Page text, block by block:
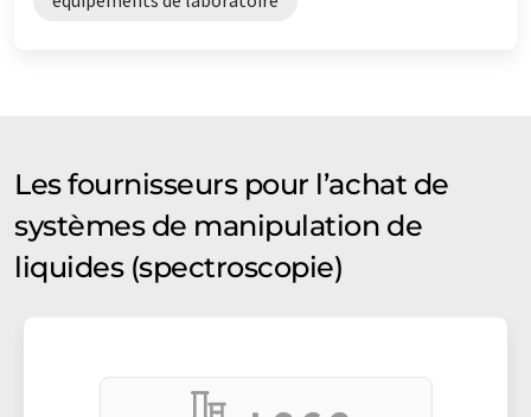
Les fournisseurs pour l’achat de
systèmes de manipulation de
liquides (spectroscopie)